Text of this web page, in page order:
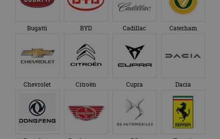
Bugatti BYD Cadillac Caterham
Chevrolet Citroën Cupra Dacia